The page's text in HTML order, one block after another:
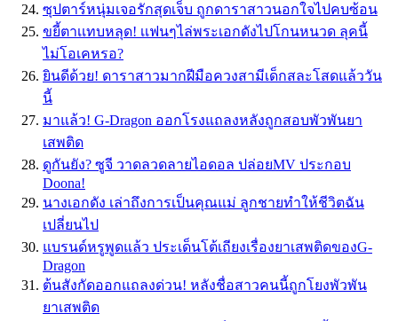
ซุปตาร์หนุ่มเจอรักสุดเจ็บ ถูกดาราสาวนอกใจไปคบซ้อน
ขยี้ตาเเทบหลุด! เเฟนๆไล่พระเอกดังไปโกนหนวด ลุคนี้
ไม่โอเคหรอ?
ยินดีด้วย! ดาราสาวมากฝีมือควงสามีเด็กสละโสดแล้ววัน
นี้
มาแล้ว! G-Dragon ออกโรงแถลงหลังถูกสอบพัวพันยา
เสพติด
ดูกันยัง? ซูจี วาดลวดลายไอดอล ปล่อยMV ประกอบ
Doona!
นางเอกดัง เล่าถึงการเป็นคุณแม่ ลูกชายทำให้ชีวิตฉัน
เปลี่ยนไป
แบรนด์หรูพูดแล้ว ประเด็นโต้เถียงเรื่องยาเสพติดของG-
Dragon
ต้นสังกัดออกแถลงด่วน! หลังชื่อสาวคนนี้ถูกโยงพัวพัน
ยาเสพติด